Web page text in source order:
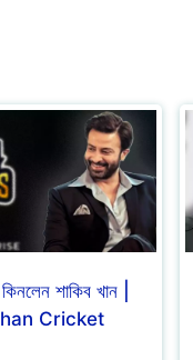
শাকিব খান |
Cricket